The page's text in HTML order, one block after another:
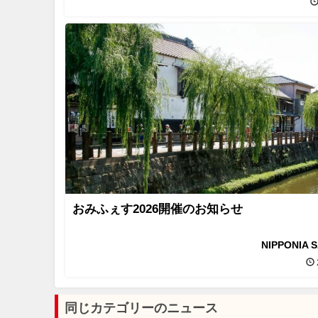
おみふぇす2026開催のお知らせ
NIPPONIA
同じカテゴリーのニュース